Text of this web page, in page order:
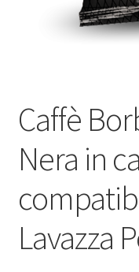
Caffè
Nera in
Lavazza